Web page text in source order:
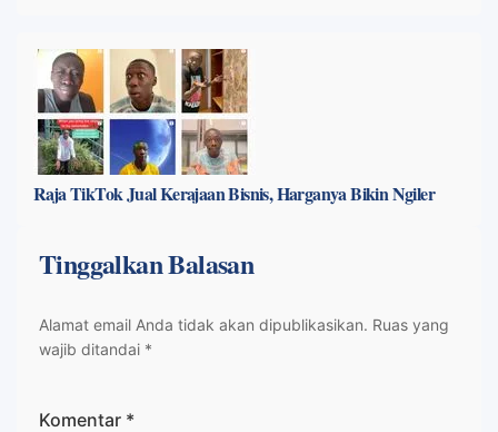
Raja TikTok Jual Kerajaan Bisnis, Harganya Bikin Ngiler
Tinggalkan Balasan
Alamat email Anda tidak akan dipublikasikan. Ruas yang
wajib ditandai *
Komentar *